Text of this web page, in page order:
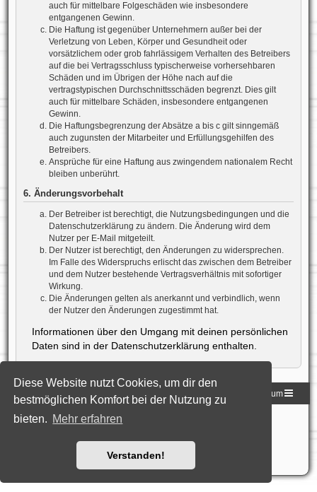
Diese Website nutzt Cookies, um dir den
bestmöglichen Komfort bei der Nutzung zu
bieten. Mehr erfahren
Verstanden!
auch für mittelbare Folgeschäden wie insbesondere
entgangenen Gewinn.
Die Haftung ist gegenüber Unternehmern außer bei der
Verletzung von Leben, Körper und Gesundheit oder
vorsätzlichem oder grob fahrlässigem Verhalten des Betreibers
auf die bei Vertragsschluss typischerweise vorhersehbaren
Schäden und im Übrigen der Höhe nach auf die
vertragstypischen Durchschnittsschäden begrenzt. Dies gilt
auch für mittelbare Schäden, insbesondere entgangenen
Gewinn.
Die Haftungsbegrenzung der Absätze a bis c gilt sinngemäß
auch zugunsten der Mitarbeiter und Erfüllungsgehilfen des
Betreibers.
Ansprüche für eine Haftung aus zwingendem nationalem Recht
bleiben unberührt.
6. Änderungsvorbehalt
Der Betreiber ist berechtigt, die Nutzungsbedingungen und die
Datenschutzerklärung zu ändern. Die Änderung wird dem
Nutzer per E-Mail mitgeteilt.
Der Nutzer ist berechtigt, den Änderungen zu widersprechen.
Im Falle des Widerspruchs erlischt das zwischen dem Betreiber
und dem Nutzer bestehende Vertragsverhältnis mit sofortiger
Wirkung.
Die Änderungen gelten als anerkannt und verbindlich, wenn
der Nutzer den Änderungen zugestimmt hat.
Informationen über den Umgang mit deinen persönlichen
Daten sind in der Datenschutzerklärung enthalten.
Homepage der DLG Foren-Übersicht Impressum
Powered byphpBB® Forum Software © phpBB Limited
Style: Black-Silver-Split by Joyce&LunaphpBB-Style-Design
Nutzungsbedingungen